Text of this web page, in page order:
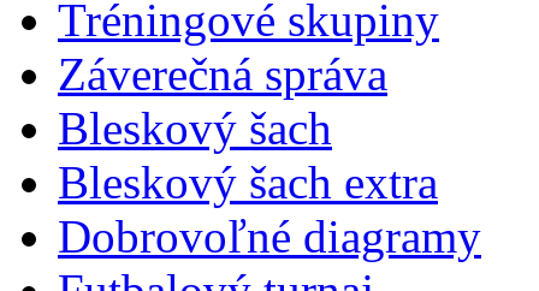
Tréningové skupiny
Záverečná správa
Bleskový šach
Bleskový šach extra
Dobrovoľné diagramy